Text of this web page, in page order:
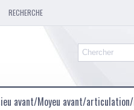
RECHERCHE
avant/Moyeu avant/